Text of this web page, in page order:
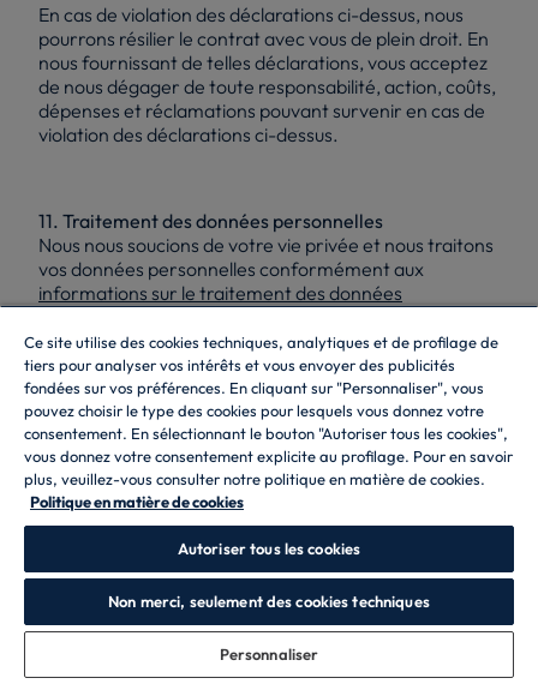
En cas de violation des déclarations ci-dessus, nous
pourrons résilier le contrat avec vous de plein droit. En
nous fournissant de telles déclarations, vous acceptez
de nous dégager de toute responsabilité, action, coûts,
dépenses et réclamations pouvant survenir en cas de
violation des déclarations ci-dessus.
11. Traitement des données personnelles
Nous nous soucions de votre vie privée et nous traitons
vos données personnelles conformément aux
informations sur le traitement des données
12. Bloctel
Dans le cas où nous recueillons votre numéro de
téléphone, vous avez le droit de vous inscrire sur la liste
d’opposition à la sollicitation téléphonique (appel à
froid), via le site Webhttps://www.bloctel.gouv.fr/.
13. Maintien de l’accord
Nous stockerons et archiverons sur tout support,
pendant une période de 10 ans, tous les contrats
conclus avec vous pour une valeur égale ou supérieure
à 120 euros et vous pourrez y accéder à tout moment.
Ce droit d’accès peut être exercé en nous contactant.
14. Droit applicable et juridiction compétente
Ce site utilise des cookies techniques, analytiques et de profilage de
tiers pour analyser vos intérêts et vous envoyer des publicités
fondées sur vos préférences. En cliquant sur "Personnaliser", vous
pouvez choisir le type des cookies pour lesquels vous donnez votre
consentement. En sélectionnant le bouton "Autoriser tous les cookies",
vous donnez votre consentement explicite au profilage. Pour en savoir
plus, veuillez-vous consulter notre politique en matière de cookies.
Politique en matière de cookies
Autoriser tous les cookies
Non merci, seulement des cookies techniques
Personnaliser